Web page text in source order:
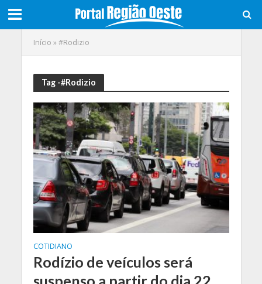
Início »#Rodizio
Tag -#Rodizio
COTIDIANO
Rodízio de veículos será